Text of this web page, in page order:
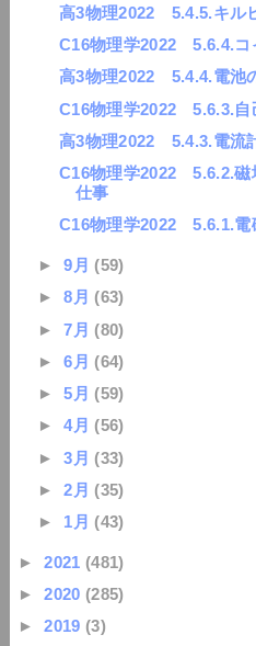
高3物理2022 5.4.5.キル
C16物理学2022 5.6.4.コ
高3物理2022 5.4.4.電池
C16物理学2022 5.6.3.自
高3物理2022 5.4.3.電流
C16物理学2022 5.6.2.磁
仕事
C16物理学2022 5.6.1.電
►9月 (59)
►8月 (63)
►7月 (80)
►6月 (64)
►5月 (59)
►4月 (56)
►3月 (33)
►2月 (35)
► 1月 (43)
►2021 (481)
►2020 (285)
►2019 (3)